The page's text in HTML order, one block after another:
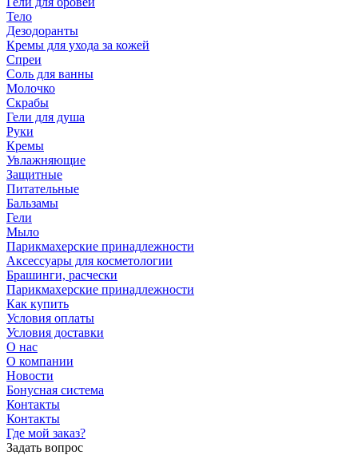
Тело
Дезодоранты
Кремы для ухода за кожей
Спреи
Соль для ванны
Молочко
Скрабы
Гели для душа
Руки
Кремы
Увлажняющие
Защитные
Питательные
Бальзамы
Гели
Мыло
Парикмахерские принадлежности
Аксессуары для косметологии
Брашинги, расчески
Парикмахерские принадлежности
Как купить
Условия оплаты
Условия доставки
О нас
О компании
Новости
Бонусная система
Контакты
Контакты
Где мой заказ?
Задать вопрос